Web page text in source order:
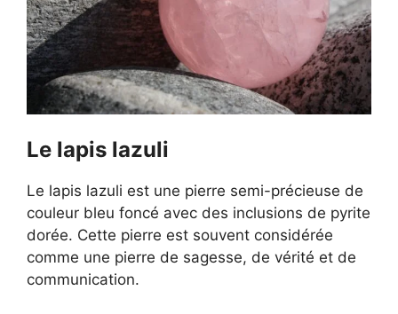
Le lapis lazuli
Le lapis lazuli est une pierre semi-précieuse de
couleur bleu foncé avec des inclusions de pyrite
dorée. Cette pierre est souvent considérée
comme une pierre de sagesse, de vérité et de
communication.